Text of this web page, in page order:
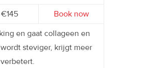
€145
Book now
en gaat collageen en
steviger, krijgt meer